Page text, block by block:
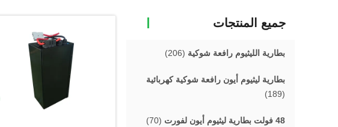
جميع المنتجات
بطارية الليثيوم رافعة شوكية (206)
بطارية ليثيوم أيون رافعة شوكية كهربائية
(189)
48 فولت بطارية ليثيوم أيون لفورت (70)